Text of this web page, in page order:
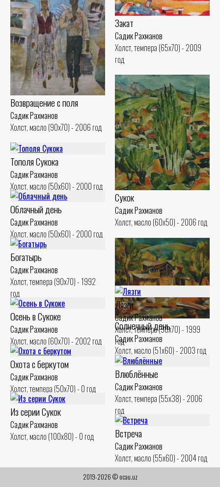
Закат
Садик Рахманов
Холст, темпера (65x70) - 2009
год
Возвращение с поля
Садик Рахманов
Холст, масло (90x70) - 2006 год
Сукок
Садик Рахманов
Холст, масло (60x50) - 2006 год
Тополя Сукока
Садик Рахманов
Холст, масло (50x60) - 2000 год
Облачный день
Садик Рахманов
Холст, масло (50x60) - 2000 год
Солнечный день
Садик Рахманов
Холст, масло (51x60) - 2003 год
Богатырь
Садик Рахманов
Холст, темпера (90x70) - 1992
год
Лязги
Садик Рахманов
Холст, темпера (90x70) - 1999
год
Осень в Сукоке
Садик Рахманов
Холст, масло (60x70) - 2002 год
Охота с беркутом
Садик Рахманов
Холст, темпера (50x70) - 0 год
Влюблённые
Садик Рахманов
Холст, темпера (55x38) - 2006
год
Из серии Сукок
Садик Рахманов
Холст, масло (100x80) - 0 год
Встреча
Садик Рахманов
Холст, масло (55x60) - 2004 год
2019-2026 © ocau.uz